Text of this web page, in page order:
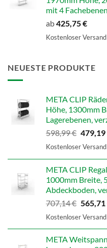
mit 4 Fachebenen
ab425,75€
Kostenloser Versand
NEUESTE PRODUKTE
META CLIP
Höhe, 1300mm
Lagerebenen,
598,99€
Preis
479,19
Kostenloser Versand
META CLIP
1000mm Breite,
Abdeckboden,
707,14€
Preis
565,71
Kostenloser Versand
META